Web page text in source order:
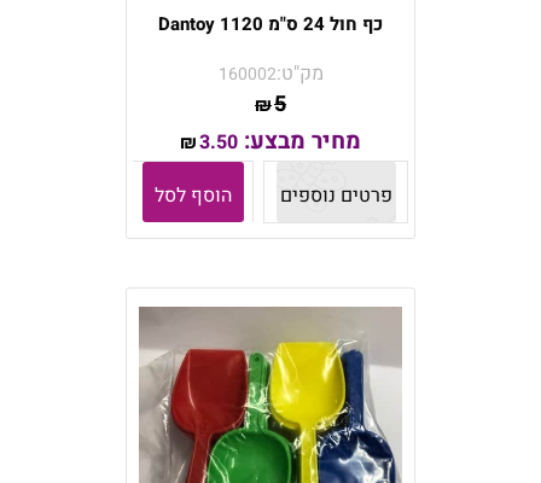
כף חול 24 ס"מ Dantoy 1120
מק"ט:160002
₪5
מחיר מבצע: ₪3.50
פרטים נוספים
הוסף לסל